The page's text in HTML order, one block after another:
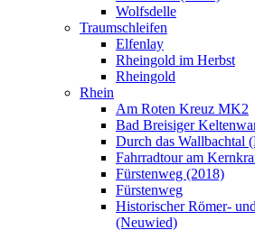
Wolfsdelle
Traumschleifen
Elfenlay
Rheingold im Herbst
Rheingold
Rhein
Am Roten Kreuz MK2
Bad Breisiger
Durch das Wallbachtal
Fahrradtour am
Fürstenweg (2018)
Fürstenweg
Historischer Römer-
(Neuwied)